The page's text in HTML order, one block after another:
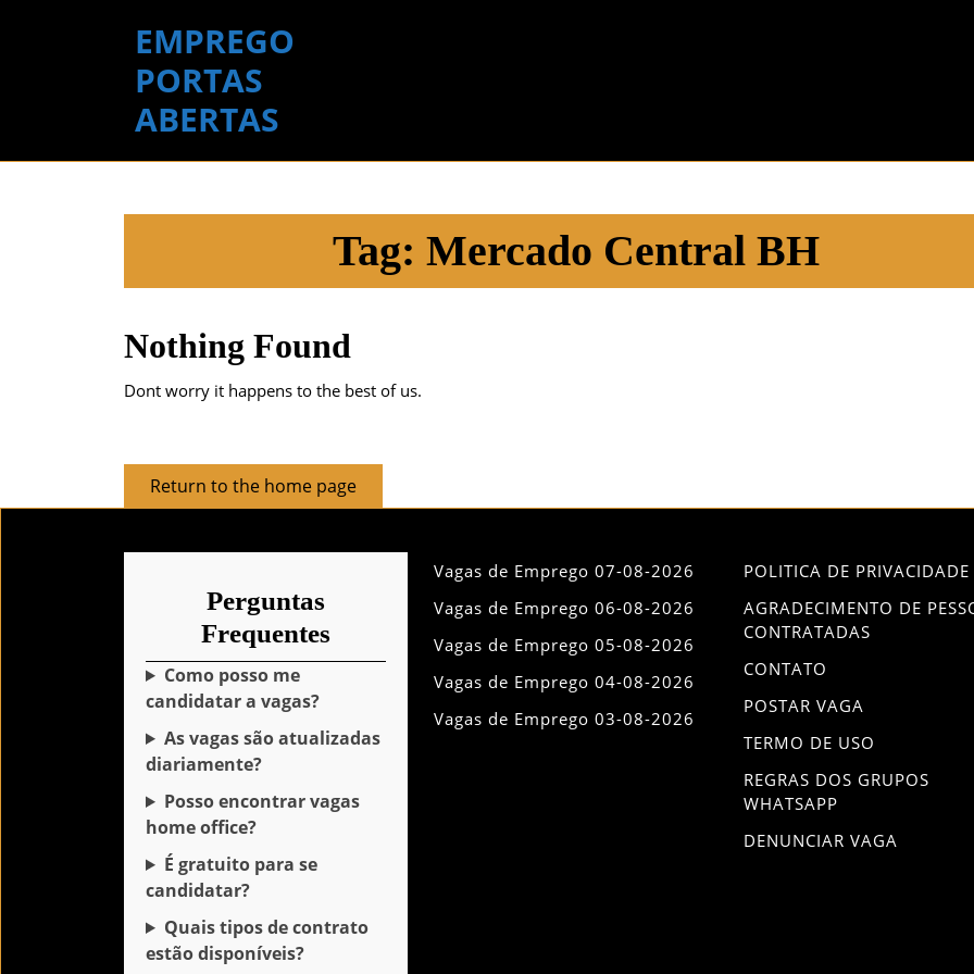
EMPREGO
PORTAS
ABERTAS
Tag: Mercado Central BH
Nothing Found
Dont worry it happens to the best of us.
Return to the home pageReturn
to
Perguntas
Frequentes
Como posso me
candidatar a vagas?
As vagas são atualizadas
diariamente?
Posso encontrar vagas
home office?
É gratuito para se
candidatar?
Quais tipos de contrato
estão disponíveis?
Vagas de Emprego 07-08-2026
Vagas de Emprego 06-08-2026
Vagas de Emprego 05-08-2026
Vagas de Emprego 04-08-2026
Vagas de Emprego 03-08-2026
POLITICA DE PRIVACIDADE
AGRADECIMENTO DE
CONTRATADAS
CONTATO
POSTAR VAGA
TERMO DE USO
REGRAS DOS GRUPOS
WHATSAPP
DENUNCIAR VAGA